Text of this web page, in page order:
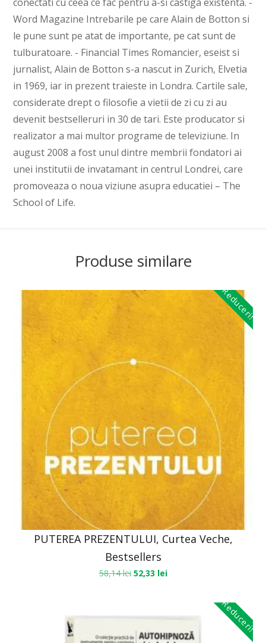
Word Magazine Intrebarile pe care Alain de Botton si
le pune sunt pe atat de importante, pe cat sunt de
tulburatoare. - Financial Times Romancier, eseist si
jurnalist, Alain de Botton s-a nascut in Zurich, Elvetia
in 1969, iar in prezent traieste in Londra. Cartile sale,
considerate drept o filosofie a vietii de zi cu zi au
devenit bestselleruri in 30 de tari. Este producator si
realizator a mai multor programe de televiziune. In
august 2008 a fost unul dintre membrii fondatori ai
unei institutii de invatamant in centrul Londrei, care
promoveaza o noua viziune asupra educatiei – The
School of Life.
Produse similare
Reduceri!
PUTEREA PREZENTULUI, Curtea Veche,
Bestsellers
58,14lei 52,33 lei
Reduceri!